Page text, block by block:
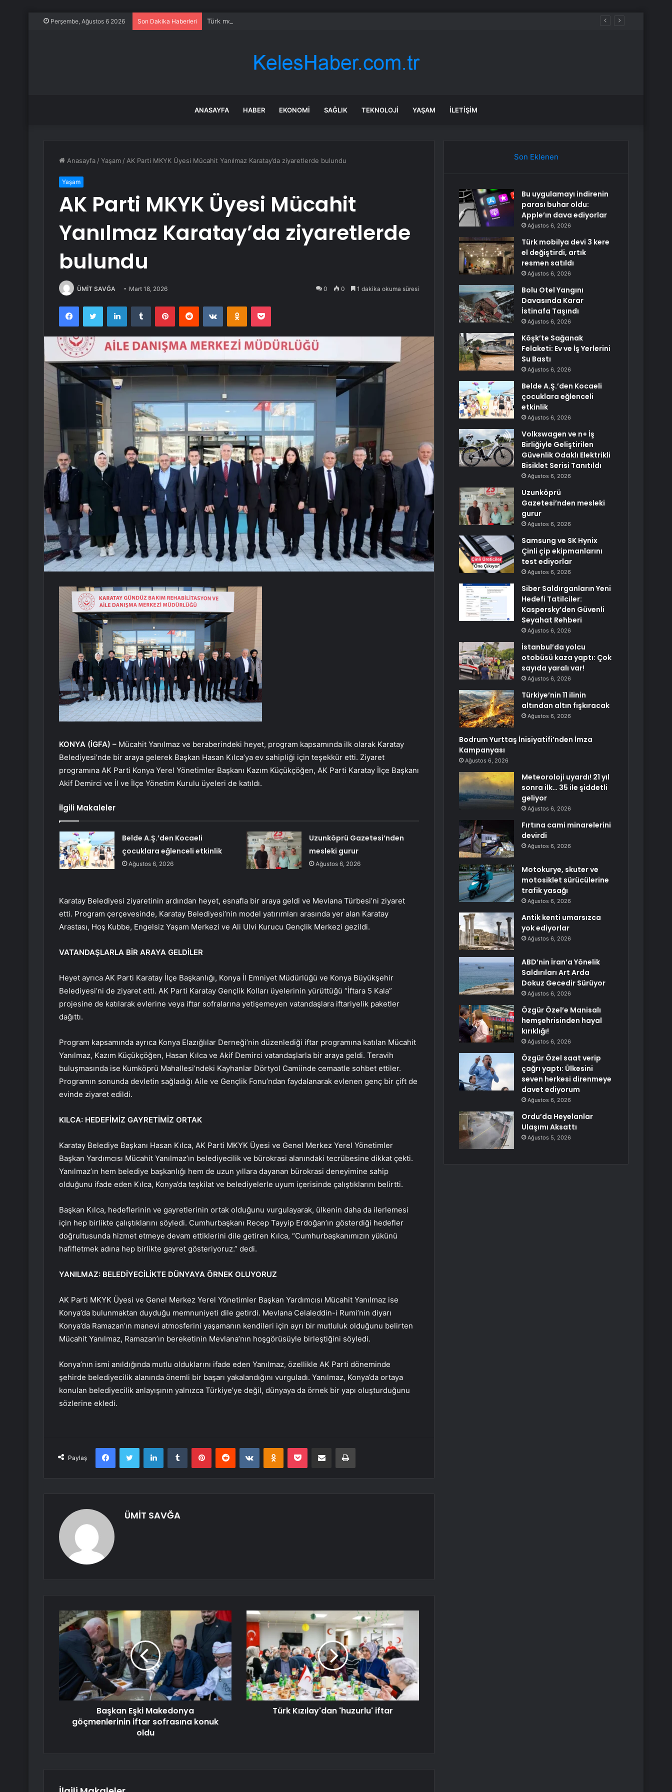
Perşembe, Ağustos 6 2026 Son Dakika Haberleri Türk mobilya devi 3 kere el değiştirdi, artık resmen satıldı
ANASAYFA HABER EKONOMI SAĞLIK TEKNOLOJI YAŞAM İLETIŞIM
Anasayfa /Yaşam / AK Parti MKYK Üyesi Mücahit Yanılmaz Karatay’da ziyaretlerde bulundu
Yaşam
AK Parti MKYK Üyesi Mücahit
Yanılmaz Karatay’da ziyaretlerde
bulundu
ÜMİT SAVĞA Mart 18, 2026 0 0 1 dakika okuma süresi
FacebookTwitter LinkedInTumblr PinterestReddit VKontakteOdnoklassniki
Pocket
KONYA (İGFA) – Mücahit Yanılmaz ve beraberindeki heyet, program kapsamında ilk olarak Karatay
Belediyesi’nde bir araya gelerek Başkan Hasan Kılca’ya ev sahipliği için teşekkür etti. Ziyaret
programına AK Parti Konya Yerel Yönetimler Başkanı Kazım Küçükçöğen, AK Parti Karatay İlçe Başkanı
Akif Demirci ve İl ve İlçe Yönetim Kurulu üyeleri de katıldı.
İlgili Makaleler
Belde A.Ş.’den Kocaeli
çocuklara eğlenceli etkinlik
Ağustos 6, 2026
Uzunköprü Gazetesi’nden
mesleki gurur
Ağustos 6, 2026
Karatay Belediyesi ziyaretinin ardından heyet, esnafla bir araya geldi ve Mevlana Türbesi’ni ziyaret
etti. Program çerçevesinde, Karatay Belediyesi’nin model yatırımları arasında yer alan Karatay
Arastası, Hoş Kubbe, Engelsiz Yaşam Merkezi ve Ali Ulvi Kurucu Gençlik Merkezi gezildi.
VATANDAŞLARLA BİR ARAYA GELDİLER
Heyet ayrıca AK Parti Karatay İlçe Başkanlığı, Konya İl Emniyet Müdürlüğü ve Konya Büyükşehir
Belediyesi’ni de ziyaret etti. AK Parti Karatay Gençlik Kolları üyelerinin yürüttüğü “İftara 5 Kala”
projesine de katılarak evlerine veya iftar sofralarına yetişemeyen vatandaşlara iftariyelik paketler
dağıttı.
Program kapsamında ayrıca Konya Elazığlılar Derneği’nin düzenlediği iftar programına katılan Mücahit
Yanılmaz, Kazım Küçükçöğen, Hasan Kılca ve Akif Demirci vatandaşlarla bir araya geldi. Teravih
buluşmasında ise Kumköprü Mahallesi’ndeki Kayhanlar Dörtyol Camiinde cemaatle sohbet ettiler.
Programın sonunda devletin sağladığı Aile ve Gençlik Fonu’ndan faydalanarak evlenen genç bir çift de
evinde ziyaret edildi.
KILCA: HEDEFİMİZ GAYRETİMİZ ORTAK
Karatay Belediye Başkanı Hasan Kılca, AK Parti MKYK Üyesi ve Genel Merkez Yerel Yönetimler
Başkan Yardımcısı Mücahit Yanılmaz’ın belediyecilik ve bürokrasi alanındaki tecrübesine dikkat çekti.
Yanılmaz’ın hem belediye başkanlığı hem de uzun yıllara dayanan bürokrasi deneyimine sahip
olduğunu ifade eden Kılca, Konya’da teşkilat ve belediyelerle uyum içerisinde çalıştıklarını belirtti.
Başkan Kılca, hedeflerinin ve gayretlerinin ortak olduğunu vurgulayarak, ülkenin daha da ilerlemesi
için hep birlikte çalıştıklarını söyledi. Cumhurbaşkanı Recep Tayyip Erdoğan’ın gösterdiği hedefler
doğrultusunda hizmet etmeye devam ettiklerini dile getiren Kılca, “Cumhurbaşkanımızın yükünü
hafifletmek adına hep birlikte gayret gösteriyoruz.” dedi.
YANILMAZ: BELEDİYECİLİKTE DÜNYAYA ÖRNEK OLUYORUZ
AK Parti MKYK Üyesi ve Genel Merkez Yerel Yönetimler Başkan Yardımcısı Mücahit Yanılmaz ise
Konya’da bulunmaktan duyduğu memnuniyeti dile getirdi. Mevlana Celaleddin-i Rumi’nin diyarı
Konya’da Ramazan’ın manevi atmosferini yaşamanın kendileri için ayrı bir mutluluk olduğunu belirten
Mücahit Yanılmaz, Ramazan’ın bereketinin Mevlana’nın hoşgörüsüyle birleştiğini söyledi.
Konya’nın ismi anıldığında mutlu olduklarını ifade eden Yanılmaz, özellikle AK Parti döneminde
şehirde belediyecilik alanında önemli bir başarı yakalandığını vurguladı. Yanılmaz, Konya’da ortaya
konulan belediyecilik anlayışının yalnızca Türkiye’ye değil, dünyaya da örnek bir yapı oluşturduğunu
sözlerine ekledi.
Paylaş
FacebookTwitter LinkedInTumblr PinterestReddit VKontakteOdnoklassniki
Pocket E-Posta ile paylaş Yazdır
ÜMİT SAVĞA
Başkan Eşki Makedonya
göçmenlerinin iftar sofrasına konuk
oldu
Türk Kızılay'dan 'huzurlu' iftar
Son Eklenen
Bu uygulamayı indirenin
parası buhar oldu:
Apple’ın dava ediyorlar
Ağustos 6, 2026
Türk mobilya devi 3 kere
el değiştirdi, artık
resmen satıldı
Ağustos 6, 2026
Bolu Otel Yangını
Davasında Karar
İstinafa Taşındı
Ağustos 6, 2026
Köşk’te Sağanak
Felaketi: Ev ve İş Yerlerini
Su Bastı
Ağustos 6, 2026
Belde A.Ş.’den Kocaeli
çocuklara eğlenceli
etkinlik
Ağustos 6, 2026
Volkswagen ve n+ İş
Birliğiyle Geliştirilen
Güvenlik Odaklı Elektrikli
Bisiklet Serisi Tanıtıldı
Ağustos 6, 2026
Uzunköprü
Gazetesi’nden mesleki
gurur
Ağustos 6, 2026
Samsung ve SK Hynix
Çinli çip ekipmanlarını
test ediyorlar
Ağustos 6, 2026
Siber Saldırganların Yeni
Hedefi Tatilciler:
Kaspersky’den Güvenli
Seyahat Rehberi
Ağustos 6, 2026
İstanbul’da yolcu
otobüsü kaza yaptı: Çok
sayıda yaralı var!
Ağustos 6, 2026
Türkiye’nin 11 ilinin
altından altın fışkıracak
Ağustos 6, 2026
Bodrum Yurttaş İnisiyatifi’nden İmza
Kampanyası
Ağustos 6, 2026
Meteoroloji uyardı! 21 yıl
sonra ilk… 35 ile şiddetli
geliyor
Ağustos 6, 2026
Fırtına cami minarelerini
devirdi
Ağustos 6, 2026
Motokurye, skuter ve
motosiklet sürücülerine
trafik yasağı
Ağustos 6, 2026
Antik kenti umarsızca
yok ediyorlar
Ağustos 6, 2026
ABD’nin İran’a Yönelik
Saldırıları Art Arda
Dokuz Gecedir Sürüyor
Ağustos 6, 2026
Özgür Özel’e Manisalı
hemşehrisinden hayal
kırıklığı!
Ağustos 6, 2026
Özgür Özel saat verip
çağrı yaptı: Ülkesini
seven herkesi direnmeye
davet ediyorum
Ağustos 6, 2026
Ordu’da Heyelanlar
Ulaşımı Aksattı
Ağustos 5, 2026